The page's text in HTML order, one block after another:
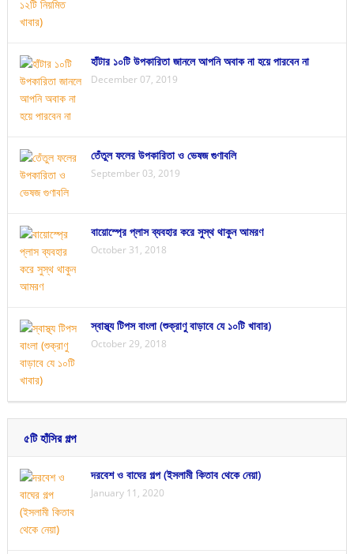
হাঁটার ১০টি উপকারিতা জানলে আপনি অবাক না হয়ে পারবেন না
December 07, 2019
তেঁতুল ফলের উপকারিতা ও ভেষজ গুণাবলি
September 03, 2019
বায়োস্প্রে প্লাস ব্যবহার করে সুস্থ থাকুন আমরণ
October 31, 2018
স্বাস্থ্য টিপস বাংলা (শুক্রাণু বাড়াবে যে ১০টি খাবার)
October 29, 2018
৫টি হাঁসির গল্প
দরবেশ ও বাঘের গল্প (ইসলামী কিতাব থেকে নেয়া)
January 11, 2020